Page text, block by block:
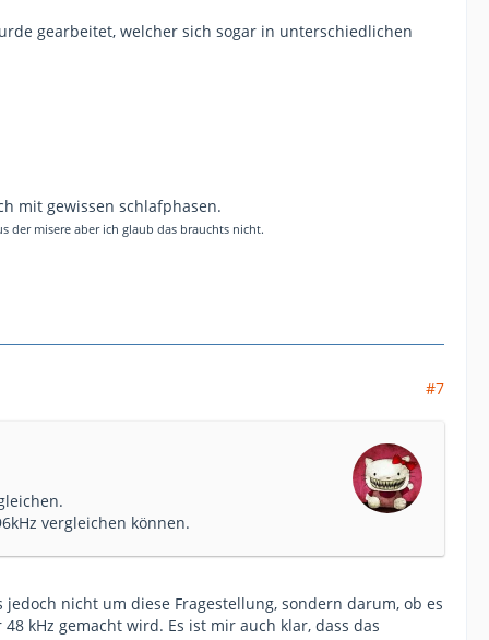
gearbeitet, welcher sich sogar in unterschiedlichen
mit gewissen schlafphasen.
der misere aber ich glaub das brauchts nicht.
#7
vergleichen können.
nicht um diese Fragestellung, sondern darum, ob es
kHz gemacht wird. Es ist mir auch klar, dass das